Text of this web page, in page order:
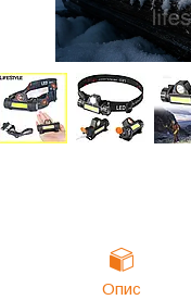
Опис